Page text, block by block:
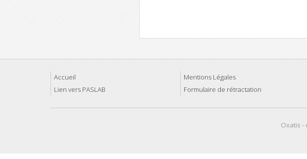
Accueil Mentions Légales
Lien vers PASLAB
Formulaire de rétractation
Oxatis -